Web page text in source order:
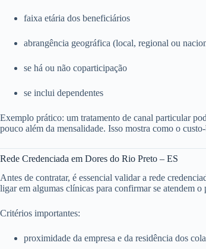
faixa etária dos beneficiários
abrangência geográfica (local, regional ou
se há ou não coparticipação
se inclui dependentes
Exemplo prático: um tratamento de canal particular
pouco além da mensalidade. Isso mostra como o
Rede Credenciada em Dores do Rio Preto – ES
Antes de contratar, é essencial validar a rede
ligar em algumas clínicas para confirmar se atendem o
Critérios importantes:
proximidade da empresa e da residência dos